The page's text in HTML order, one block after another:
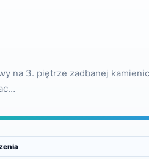
na 3. piętrze zadbanej